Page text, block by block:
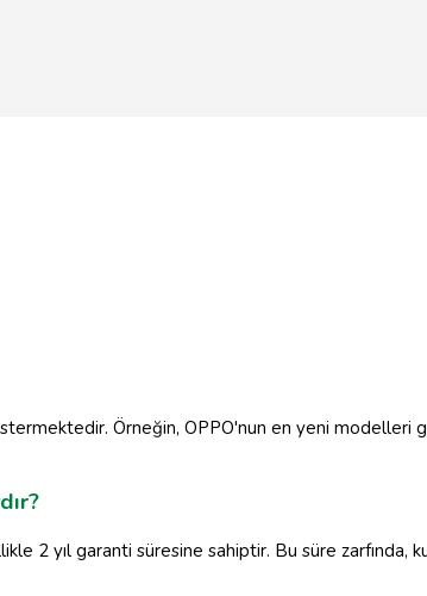
Örneğin, OPPO'nun en yeni modelleri
2 yıl garanti süresine sahiptir. Bu süre zarfında,